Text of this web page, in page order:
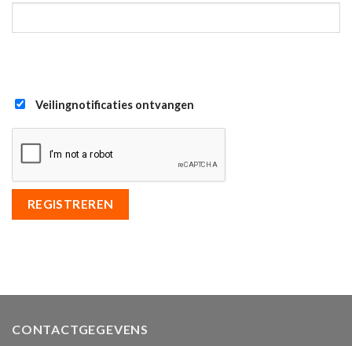
Veilingnotificaties ontvangen
REGISTREREN
CONTACTGEGEVENS